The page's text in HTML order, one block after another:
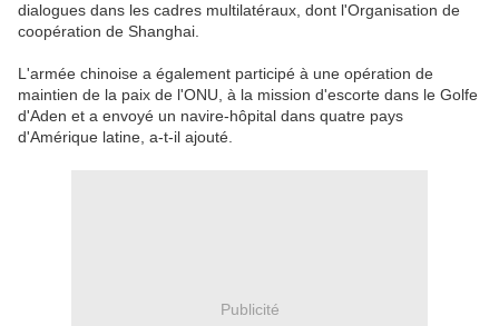
dialogues dans les cadres multilatéraux, dont l'Organisation de
coopération de Shanghai.
L'armée chinoise a également participé à une opération de
maintien de la paix de l'ONU, à la mission d'escorte dans le Golfe
d'Aden et a envoyé un navire-hôpital dans quatre pays
d'Amérique latine, a-t-il ajouté.
Publicité